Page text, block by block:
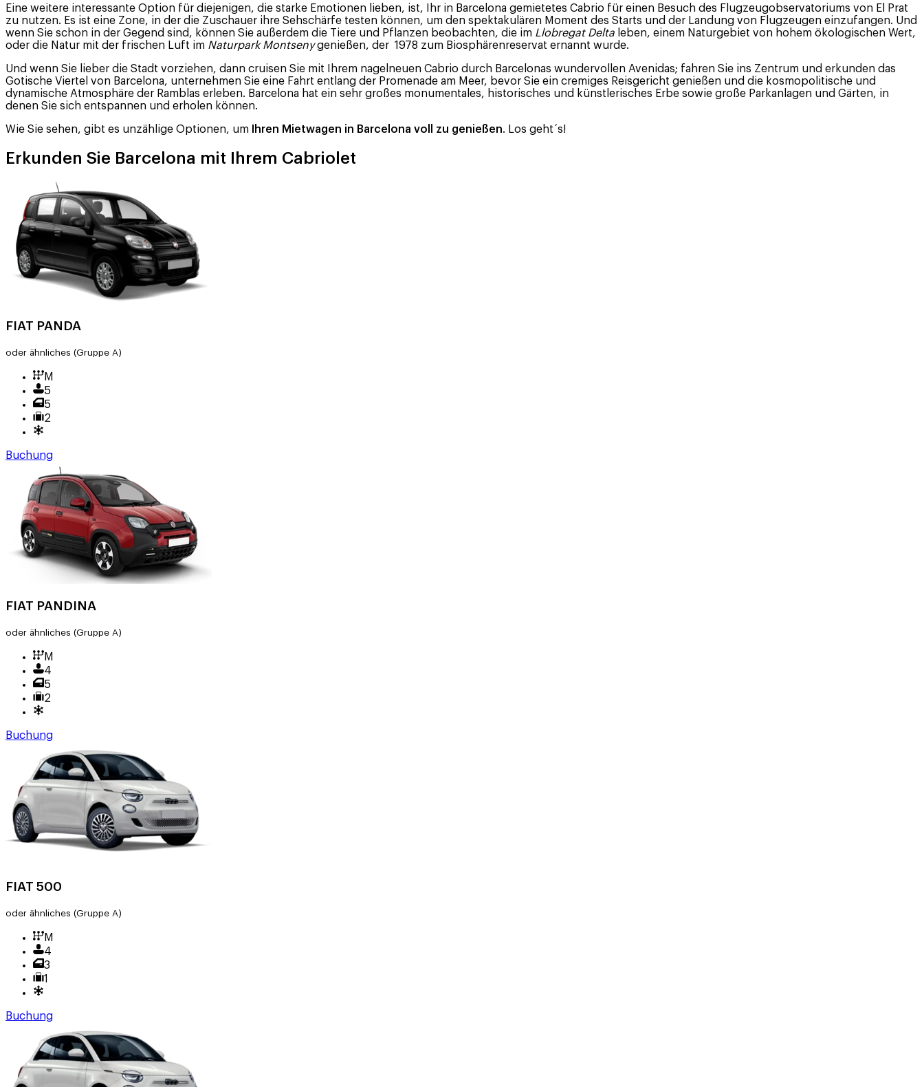
Eine weitere interessante Option für diejenigen, die starke Emotionen lieben, ist, Ihr in Barcelona gemietetes Cabrio für einen Besuch des Flugzeugobservatoriums von El Prat
zu nutzen. Es ist eine Zone, in der die Zuschauer ihre Sehschärfe testen können, um den spektakulären Moment des Starts und der Landung von Flugzeugen einzufangen. Und
wenn Sie schon in der Gegend sind, können Sie außerdem die Tiere und Pflanzen beobachten, die im Llobregat Delta leben, einem Naturgebiet von hohem ökologischen Wert,
oder die Natur mit der frischen Luft im Naturpark Montsenygenießen, der 1978 zum Biosphärenreservat ernannt wurde.
Und wenn Sie lieber die Stadt vorziehen, dann cruisen Sie mit Ihrem nagelneuen Cabrio durch Barcelonas wundervollen Avenidas; fahren Sie ins Zentrum und erkunden das
Gotische Viertel von Barcelona, unternehmen Sie eine Fahrt entlang der Promenade am Meer, bevor Sie ein cremiges Reisgericht genießen und die kosmopolitische und
dynamische Atmosphäre der Ramblas erleben. Barcelona hat ein sehr großes monumentales, historisches und künstlerisches Erbe sowie große Parkanlagen und Gärten, in
denen Sie sich entspannen und erholen können.
Wie Sie sehen, gibt es unzählige Optionen, um Ihren Mietwagen in Barcelona voll zu genießen. Los geht´s!
Erkunden Sie Barcelona mit Ihrem Cabriolet
FIAT PANDA
oder ähnliches (Gruppe A)
M
5
5
2
Buchung
FIAT PANDINA
oder ähnliches (Gruppe A)
M
4
5
2
Buchung
FIAT 500
oder ähnliches (Gruppe A)
M
4
3
1
Buchung